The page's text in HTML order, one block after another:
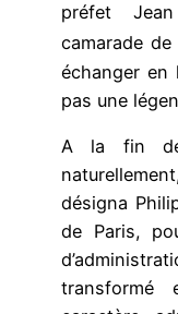
préfet
camarade de
échanger en
pas une
A la fin de
désigna
de Paris,
transformé